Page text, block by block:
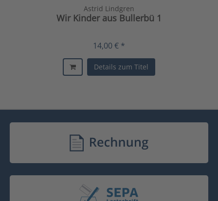
Astrid Lindgren
Wir Kinder aus Bullerbü 1
14,00 € *
Details zum Titel